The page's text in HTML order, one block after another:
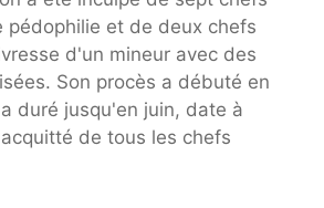
pédophilie et de deux chefs
d'un mineur avec des
Son procès a débuté en
duré jusqu'en juin, date à
de tous les chefs